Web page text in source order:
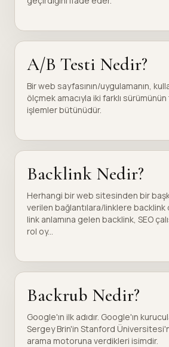
A/B Testi Nedir?
Bir web sayfasının/uygulamanın,
ölçmek amacıyla iki farklı
işlemler bütünüdür.
Backlink Nedir?
Herhangi bir web sitesinden bir
verilen bağlantılara/linklere
link anlamına gelen backlink, SEO
rol oy...
Backrub Nedir?
Google'ın ilk adıdır. Google'ın
Sergey Brin'in Stanford
arama motoruna verdikleri isimdir.